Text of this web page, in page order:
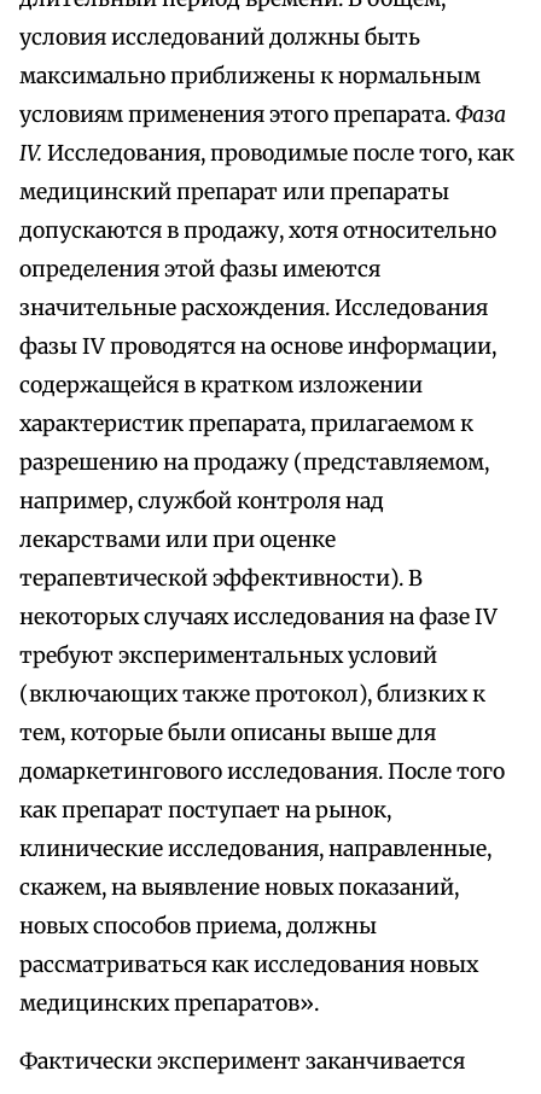
условия исследований должны быть
максимально приближены к нормальным
условиям применения этого препарата.Фаза
IV. Исследования, проводимые после того, как
медицинский препарат или препараты
допускаются в продажу, хотя относительно
определения этой фазы имеются
значительные расхождения. Исследования
фазы IV проводятся на основе информации,
содержащейся в кратком изложении
характеристик препарата, прилагаемом к
разрешению на продажу (представляемом,
например, службой контроля над
лекарствами или при оценке
терапевтической эффективности). В
некоторых случаях исследования на фазе IV
требуют экспериментальных условий
(включающих также протокол), близких к
тем, которые были описаны выше для
домаркетингового исследования. После того
как препарат поступает на рынок,
клинические исследования, направленные,
скажем, на выявление новых показаний,
новых способов приема, должны
рассматриваться как исследования новых
медицинских препаратов».
Фактически эксперимент заканчивается